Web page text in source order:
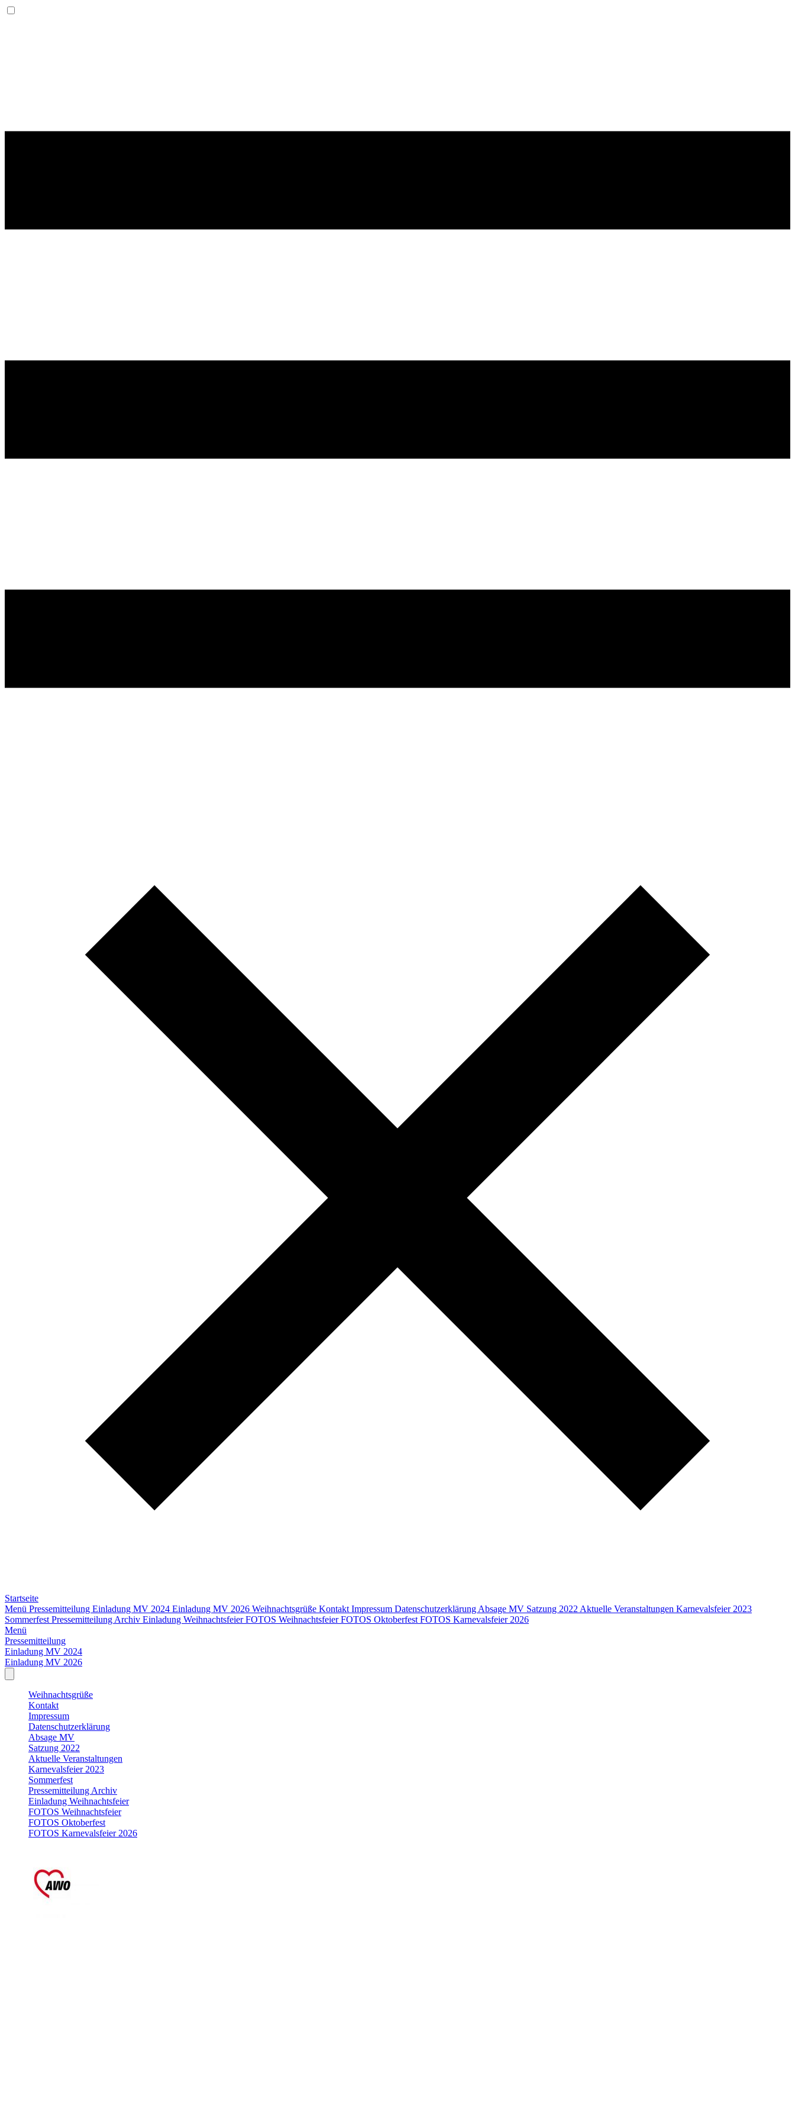
Startseite
Menü Pressemitteilung Einladung MV 2024 Einladung MV 2026 Weihnachtsgrüße Kontakt Impressum Datenschutzerklärung Absage MV Satzung 2022 Aktuelle Veranstaltungen Karnevalsfeier 2023
Sommerfest Pressemitteilung Archiv Einladung WeihnachtsfeierFOTOS WeihnachtsfeierFOTOS Oktoberfest FOTOS Karnevalsfeier 2026
Menü
Pressemitteilung
Einladung MV 2024
Einladung MV 2026
Weihnachtsgrüße
Kontakt
Impressum
Datenschutzerklärung
Absage MV
Satzung 2022
Aktuelle Veranstaltungen
Karnevalsfeier 2023
Sommerfest
Pressemitteilung Archiv
Einladung Weihnachtsfeier
FOTOS Weihnachtsfeier
FOTOS Oktoberfest
FOTOS Karnevalsfeier 2026